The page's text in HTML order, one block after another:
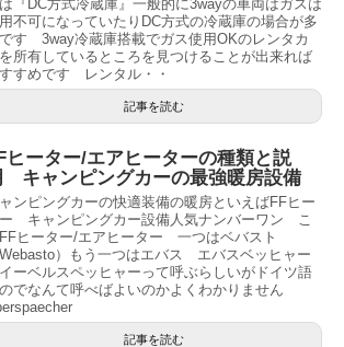
『DC方式冷蔵庫』一般的に3wayの車両はガスは
不可になっていたりDC方式の冷蔵庫の場合が多
す 3way冷蔵庫搭載でガス使用OKのレンタカ
所有しているところを見つけることが出来れば
すめです レンタル・・
記事を読む
ヒーター/エアヒーターの種類と説
キャンピングカーの最強暖房設備
ンピングカーの快適装備の暖房といえばFFヒー
キャンピングカー設備人気ナンバーワン こ
ヒーター/エアヒーター 一つはベバスト
Webasto）もう一つはエバス エバスベッヒャー
ーベルスペッヒャーって呼ぶらしいがドイツ語
でなんて呼べばよいのかよくわかりません
記事を読む